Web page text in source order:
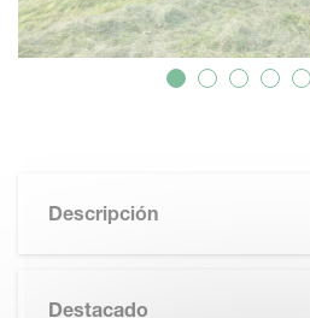
Descripción
Destacado